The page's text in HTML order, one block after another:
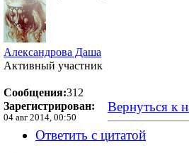
Александрова Даша
Активный участник
Сообщения:312
Зарегистрирован:
04 авг 2014, 00:50
Вернуться к
Ответить с цитатой